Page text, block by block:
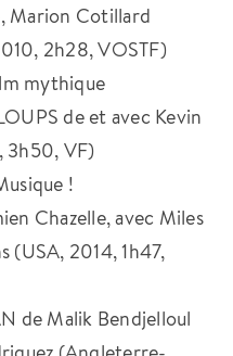
Marion Cotillard
2h28, VOSTF)
mythique
de et avec Kevin
3h50, VF)
!
Chazelle, avec Miles
(USA, 2014, 1h47,
de Malik Bendjelloul